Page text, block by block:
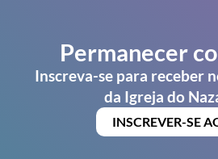
Permanecer
Inscreva-se para receber
da Igreja do
INSCREVER-SE